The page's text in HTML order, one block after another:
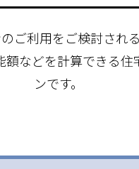
ご利用をご検討される
などを計算できる住
ンです。